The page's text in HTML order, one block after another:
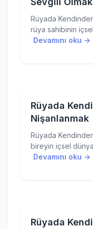
Rüyada
rüya sahibinin
Devamını oku →
Rüyada
Nişanlanmak
Rüyada
bireyin içsel
Devamını oku →
Rüyada